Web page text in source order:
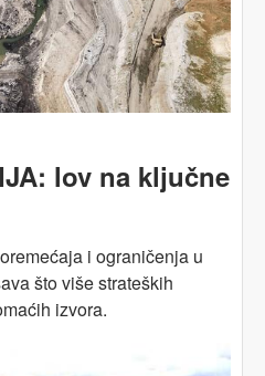
starih imperijalista (I)
lov na ključne
i ograničenja u
što više strateških
izvora.